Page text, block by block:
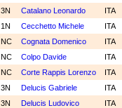
3N Catalano Leonardo
ITA
1N Cecchetto Michele
ITA
NC Cognata Domenico
ITA
NC Colpo Davide
ITA
NC Corte Rappis Lorenzo
ITA
3N Delucis Gabriele
ITA
3N Delucis Ludovico
ITA